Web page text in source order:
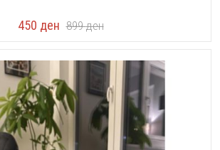
450 ден 899ден